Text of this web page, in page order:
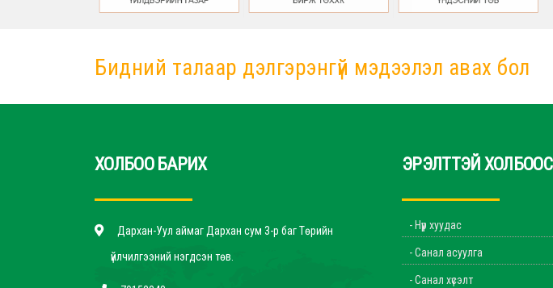
Бидний талаар дэлгэрэнгүй мэдээлэл авах бол
ХОЛБОО БАРИХ
Дархан-Уул аймаг Дархан сум 3-р баг Төрийн
үйлчилгээний нэгдсэн төв.
ЭРЭЛТТЭЙ ХОЛБООС
- Нүүр хуудас
- Санал асуулга
- Санал хүсэлт